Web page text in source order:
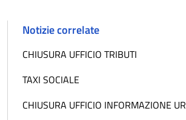
Notizie correlate
CHIUSURA UFFICIO TRIBUTI
TAXI SOCIALE
CHIUSURA UFFICIO INFORMAZIONE